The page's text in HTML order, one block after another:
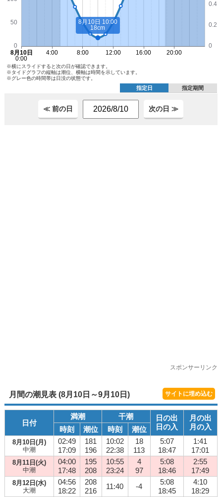
※横にスライドすると次の日が確認できます。
※タイドグラフの縦軸は潮位、横軸は時間を示しています。
※グレー色の時間帯は日没の状態です。
指定日 指定期間
≪ 前の日 次の日 ≫
スポンサーリンク
月間の潮見表 (8月10日～9月10日) サイトに埋め込む
日付
満潮 干潮
日の出
日の入
月の出
月の入
時刻 潮位 時刻 潮位
8月10日(月)
中潮
02:49
17:09
181
196
10:02
22:38
18
113
5:07
18:47
1:41
17:01
8月11日(火)
中潮
04:00
17:48
195
208
10:55
23:24
4
97
5:08
18:46
2:55
17:49
8月12日(水)
大潮
04:56
18:22
208
216
11:40 -4
5:08
18:45
4:10
18:29